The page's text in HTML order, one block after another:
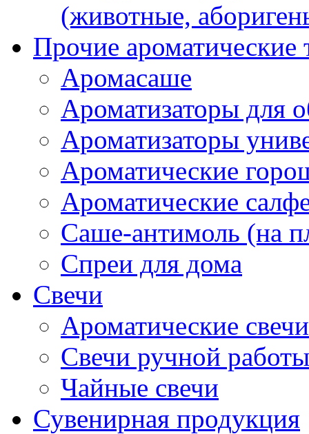
(животные,
Прочие ароматические
Аромасаше
Ароматизаторы для
Ароматизаторы
Ароматические
Ароматические
Саше-антимоль (на
Спреи для дома
Свечи
Ароматические свечи
Свечи ручной работы
Чайные свечи
Сувенирная продукция